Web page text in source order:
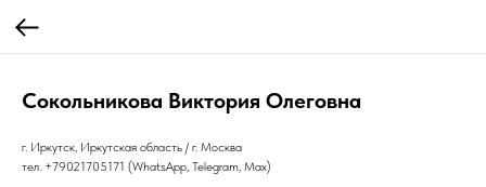
Сокольникова Виктория Олеговна
г. Иркутск, Иркутская область / г. Москва
тел. +79021705171 (WhatsApp, Telegram, Max)